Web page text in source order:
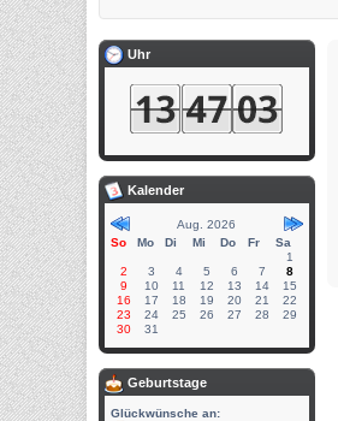
Uhr
Kalender
Aug. 2026
So
Mo Di Mi Do Fr
Sa
1
2
3 4 5 6 7
8
9
10 11 12 13 14
15
16
17 18 19 20 21
22
23
24 25 26 27 28
29
30
31
Geburtstage
Glückwünsche an: